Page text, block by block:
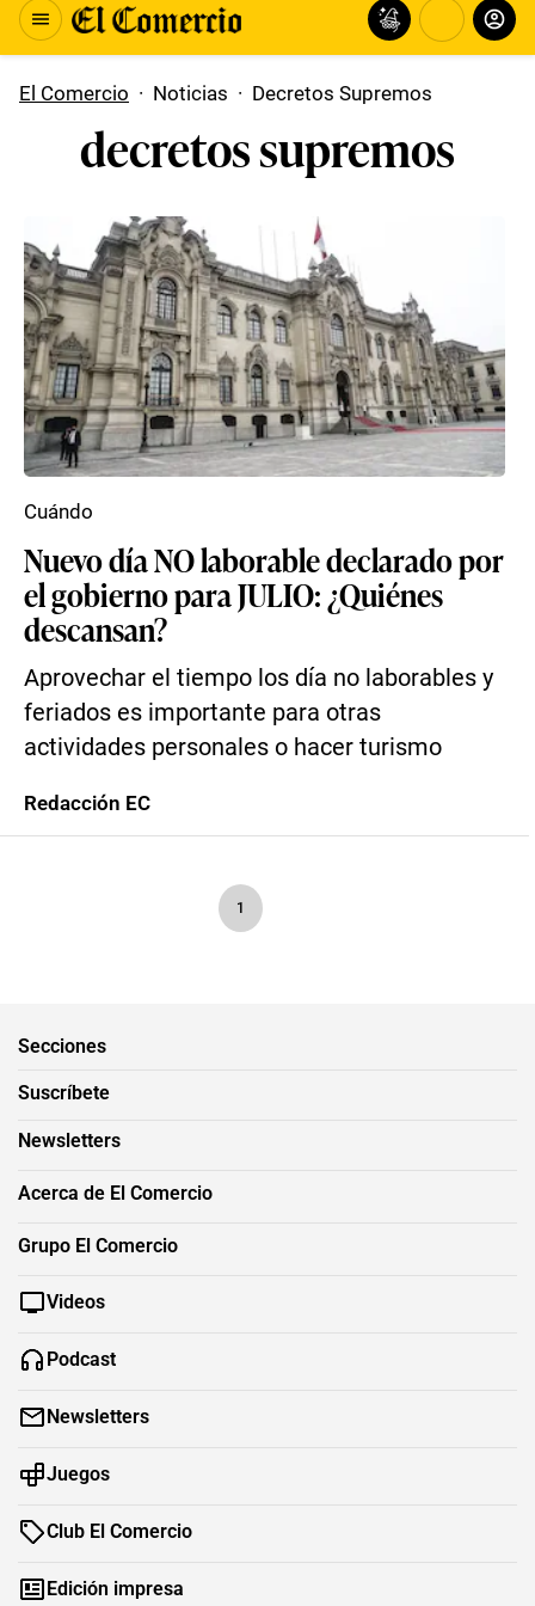
El Comercio · Noticias · Decretos Supremos
decretos supremos
Nuevo día NO laborable declarado por
el gobierno para JULIO: ¿Quiénes
descansan?
Aprovechar el tiempo los día no laborables y
feriados es importante para otras
actividades personales o hacer turismo
Cuándo
Redacción EC
1
Secciones
Suscríbete
Newsletters
Acerca de El Comercio
Grupo El Comercio
Videos
Podcast
Newsletters
Juegos
Club El Comercio
Edición impresa